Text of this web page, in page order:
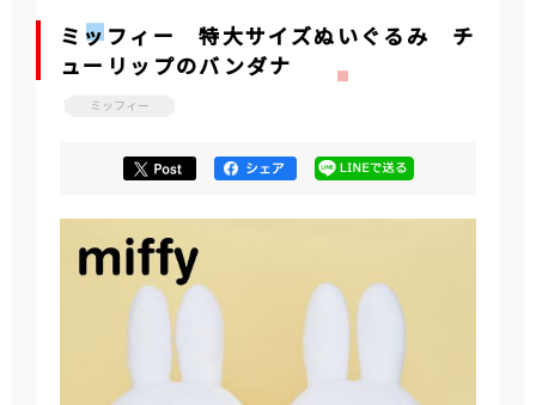
ミッフィー 特大サイズぬいぐるみ チ
ューリップのバンダナ
ミッフィー